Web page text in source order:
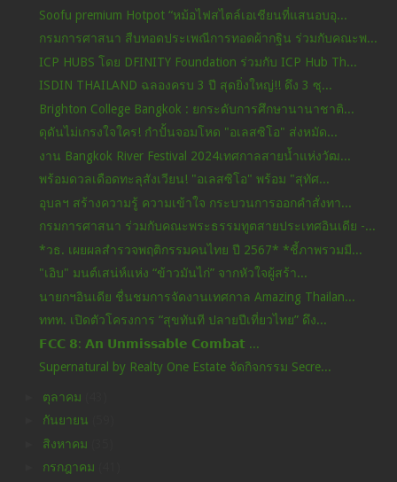
Soofu premium Hotpot “หม้อไฟสไตล์เอเชียนที่แสนอบอุ...
กรมการศาสนา สืบทอดประเพณีการทอดผ้ากฐิน ร่วมกับคณะพ...
ICP HUBS โดย DFINITY Foundation ร่วมกับ ICP Hub Th...
ISDIN THAILAND ฉลองครบ 3 ปี สุดยิ่งใหญ่!! ดึง 3 ซุ...
Brighton College Bangkok : ยกระดับการศึกษานานาชาติ...
ดุดันไม่เกรงใจใคร! กำปั้นจอมโหด "อเลสซิโอ" ส่งหมัด...
งาน Bangkok River Festival 2024เทศกาลสายน้ำแห่งวัฒ...
พร้อมดวลเดือดทะลุสังเวียน! "อเลสซิโอ" พร้อม "สุทัศ...
อุบลฯ สร้างความรู้ ความเข้าใจ กระบวนการออกคำสั่งทา...
กรมการศาสนา ร่วมกับคณะพระธรรมทูตสายประเทศอินเดีย -...
*วธ. เผยผลสำรวจพฤติกรรมคนไทย ปี 2567* *ชี้ภาพรวมมี...
"เอิบ" มนต์เสน่ห์แห่ง “ข้าวมันไก่” จากหัวใจผู้สร้า...
นายกฯอินเดีย ชื่นชมการจัดงานเทศกาล Amazing Thailan...
ททท. เปิดตัวโครงการ “สุขทันที ปลายปีเที่ยวไทย” ดึง...
𝗙𝗖𝗖 𝟴: 𝗔𝗻 𝗨𝗻𝗺𝗶𝘀𝘀𝗮𝗯𝗹𝗲 𝗖𝗼𝗺𝗯𝗮𝘁 ...
Supernatural by Realty One Estate จัดกิจกรรม Secre...
ตุลาคม
กันยายน
สิงหาคม
กรกฎาคม